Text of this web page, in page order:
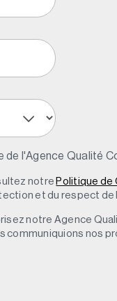
de l'Agence Qualité
notre Politique
et du respect de
notre Agence
communiquions nos